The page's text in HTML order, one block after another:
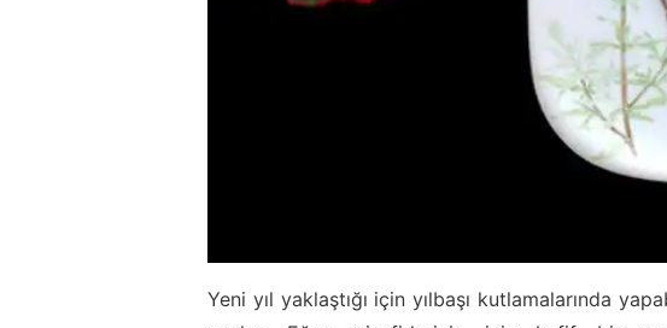
Yeni yıl yaklaştığı için yılbaşı kutlamalarında